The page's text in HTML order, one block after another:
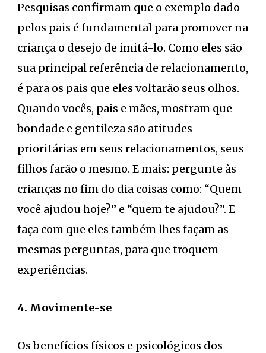
Pesquisas confirmam que o exemplo dado
pelos pais é fundamental para promover na
criança o desejo de imitá-lo. Como eles são
sua principal referência de relacionamento,
é para os pais que eles voltarão seus olhos.
Quando vocês, pais e mães, mostram que
bondade e gentileza são atitudes
prioritárias em seus relacionamentos, seus
filhos farão o mesmo. E mais: pergunte às
crianças no fim do dia coisas como: “Quem
você ajudou hoje?” e “quem te ajudou?”. E
faça com que eles também lhes façam as
mesmas perguntas, para que troquem
experiências.
4. Movimente-se
Os benefícios físicos e psicológicos dos